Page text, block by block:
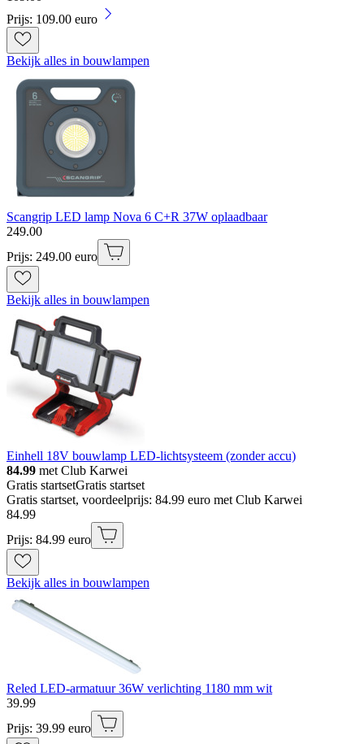
Prijs: 109.00 euro
Bekijk alles in bouwlampen
Scangrip LED lamp Nova 6 C+R 37W oplaadbaar
249.00
Prijs: 249.00 euro
Bekijk alles in bouwlampen
Einhell 18V bouwlamp LED-lichtsysteem (zonder accu)
84.99 met Club Karwei
Gratis startsetGratis startset
Gratis startset, voordeelprijs: 84.99 euro met Club Karwei
84.99
Prijs: 84.99 euro
Bekijk alles in bouwlampen
Reled LED-armatuur 36W verlichting 1180 mm wit
39.99
Prijs: 39.99 euro